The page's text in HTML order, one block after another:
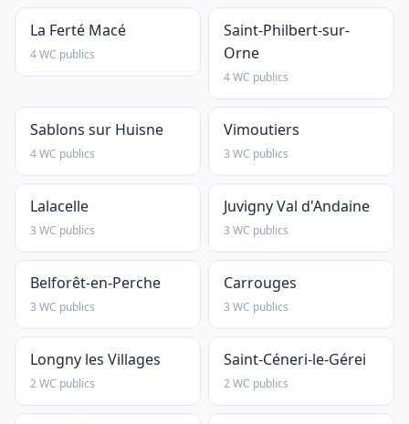
La Ferté Macé
4 WC publics
Saint-Philbert-sur-
Orne
4 WC publics
Sablons sur Huisne
4 WC publics
Vimoutiers
3 WC publics
Lalacelle
3 WC publics
Juvigny Val d'Andaine
3 WC publics
Belforêt-en-Perche
3 WC publics
Carrouges
3 WC publics
Longny les Villages
2 WC publics
Saint-Céneri-le-Gérei
2 WC publics